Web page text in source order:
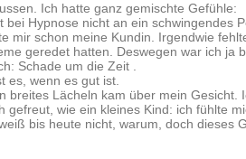
Ich hatte ganz gemischte Gefühle:
Hypnose nicht an ein schwingendes
mir schon meine Kundin. Irgendwie
geredet hatten. Deswegen war ich ja
Schade um die Zeit .
es, wenn es gut ist.
breites Lächeln kam über mein Gesicht.
wie ein kleines Kind: ich fühlte
bis heute nicht, warum, doch dieses